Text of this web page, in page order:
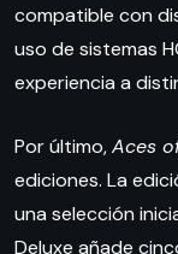
compatible con
uso de sistemas
experiencia a
Por último,Aces
ediciones. La
una selección
Deluxe añade